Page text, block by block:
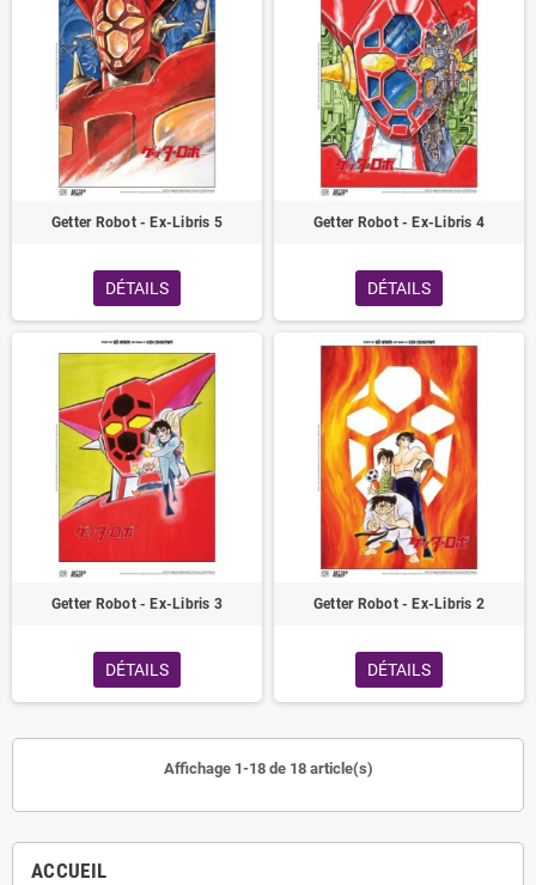
ACCUEIL
Getter Robot - Ex-Libris 5
DÉTAILS
Getter Robot - Ex-Libris 4
DÉTAILS
Getter Robot - Ex-Libris 3
DÉTAILS
Getter Robot - Ex-Libris 2
DÉTAILS
Affichage 1-18 de 18 article(s)